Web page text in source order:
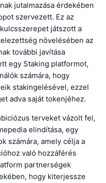
jutalmazása érdekében
szervezett. Ez az
játszott a
növelésében az
további javítása
egy Staking platformot,
számára, hogy
stakingelésével, ezzel
adva saját tokenjéhez.
terveket vázolt fel,
elindítása, egy
számára, amely célja a
való hozzáférés
partnerségek
hogy kiterjessze